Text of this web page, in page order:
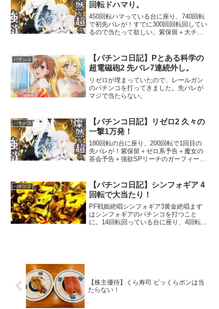
回転ドハマり。
450回転ハマっている台に座り、740回転
で初先バレが！すでに300回回転回してい
るので当たって欲しい。紫保留＋大チャ
来ていないし弱かったけど・・・。
パチンコ
【パチンコ日記】Pとある科学の
超電磁砲2 先バレ7連続外し。
リゼロが埋まっていたので、レールガン
のパチンコを打ってきました。先バレが
マジで当たらない。
パチンコ
【パチンコ日記】リゼロ2 久々の
一撃1万発！
180回転の台に座り、200回転で1回目の
先バレが！紫保留＋ゼロ系予告＋魔女の
茶会予告＋強欲SPリーチのガーフィール
行ける！！って思ったが外れる。紫保留
とガーフィールはきつかったか。激熱ジ
ャッジだから期待してしまった。
パチンコ
【パチンコ日記】シンフォギア 4
回転で大当たり！
PF戦姫絶唱シンフォギア3黄金絶唱まず
はシンフォギアのパチンコを打つこと
に。14回転回っている台に座り、4回転後
【株主優待】くら寿司 ビッくらポンは当
たらない！